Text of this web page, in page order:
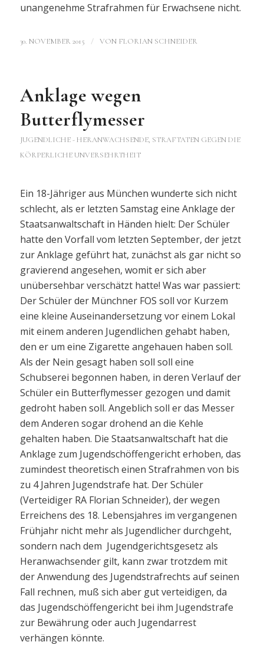
unangenehme Strafrahmen für Erwachsene nicht.
30. NOVEMBER 2015 / VON FLORIAN SCHNEIDER
Anklage wegen
Butterflymesser
JUGENDLICHE - HERANWACHSENDE, STRAFTATEN GEGEN DIE
KÖRPERLICHE UNVERSEHRTHEIT
Ein 18-Jähriger aus München wunderte sich nicht
schlecht, als er letzten Samstag eine Anklage der
Staatsanwaltschaft in Händen hielt: Der Schüler
hatte den Vorfall vom letzten September, der jetzt
zur Anklage geführt hat, zunächst als gar nicht so
gravierend angesehen, womit er sich aber
unübersehbar verschätzt hatte! Was war passiert:
Der Schüler der Münchner FOS soll vor Kurzem
eine kleine Auseinandersetzung vor einem Lokal
mit einem anderen Jugendlichen gehabt haben,
den er um eine Zigarette angehauen haben soll.
Als der Nein gesagt haben soll soll eine
Schubserei begonnen haben, in deren Verlauf der
Schüler ein Butterflymesser gezogen und damit
gedroht haben soll. Angeblich soll er das Messer
dem Anderen sogar drohend an die Kehle
gehalten haben. Die Staatsanwaltschaft hat die
Anklage zum Jugendschöffengericht erhoben, das
zumindest theoretisch einen Strafrahmen von bis
zu 4 Jahren Jugendstrafe hat. Der Schüler
(Verteidiger RA Florian Schneider), der wegen
Erreichens des 18. Lebensjahres im vergangenen
Frühjahr nicht mehr als Jugendlicher durchgeht,
sondern nach dem Jugendgerichtsgesetz als
Heranwachsender gilt, kann zwar trotzdem mit
der Anwendung des Jugendstrafrechts auf seinen
Fall rechnen, muß sich aber gut verteidigen, da
das Jugendschöffengericht bei ihm Jugendstrafe
zur Bewährung oder auch Jugendarrest
verhängen könnte.